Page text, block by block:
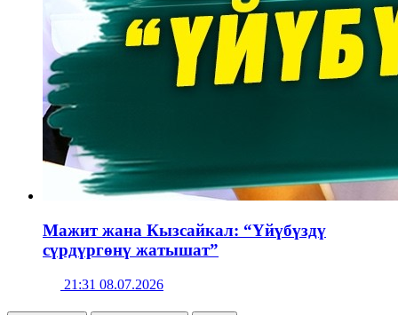
Мажит жана Кызсайкал: “Үйүбүздү
сүрдүргөнү жатышат”
21:31 08.07.2026